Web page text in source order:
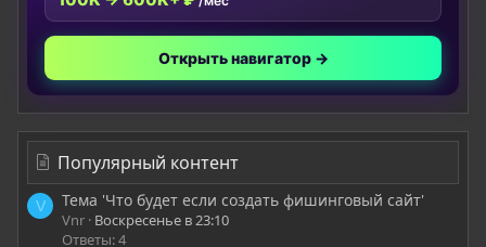
Открыть навигатор →
Популярный контент
V Тема 'Что будет если создать фишинговый сайт'
Vnr Воскресенье в 23:10
Ответы: 4